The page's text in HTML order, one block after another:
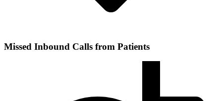
Missed Inbound Calls from Patients